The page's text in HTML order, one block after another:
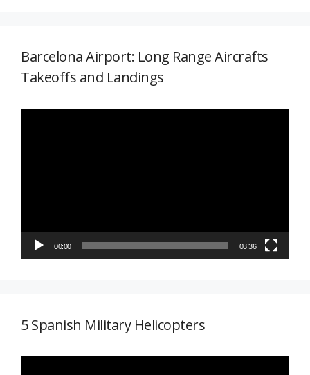
Barcelona Airport: Long Range Aircrafts
Takeoffs and Landings
00:00 03:36
5 Spanish Military Helicopters